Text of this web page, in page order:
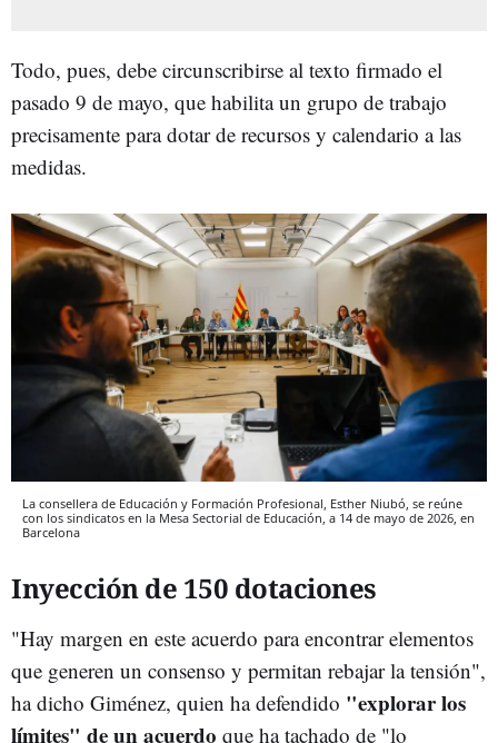
Todo, pues, debe circunscribirse al texto firmado el
pasado 9 de mayo, que habilita un grupo de trabajo
precisamente para dotar de recursos y calendario a las
medidas.
La consellera de Educación y Formación Profesional, Esther Niubó, se reúne
con los sindicatos en la Mesa Sectorial de Educación, a 14 de mayo de 2026, en
Barcelona
Inyección de 150 dotaciones
"Hay margen en este acuerdo para encontrar elementos
que generen un consenso y permitan rebajar la tensión",
ha dicho Giménez, quien ha defendido "explorar los
límites" de un acuerdo que ha tachado de "lo